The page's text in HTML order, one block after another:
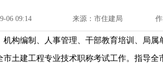
06 09:14 来源：市住建局
构编制、人事管理、干部教育培训、局
土建工程专业技术职称考试工作。指导